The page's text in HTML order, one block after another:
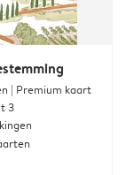
| Premium kaart
3